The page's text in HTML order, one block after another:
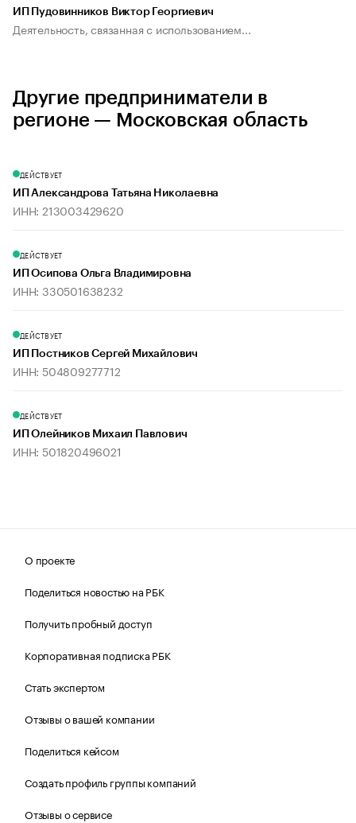
ИП Пудовинников Виктор Георгиевич
Деятельность, связанная с использованием...
Другие предприниматели в
регионе — Московская область
ДЕЙСТВУЕТ
ИП Александрова Татьяна Николаевна
ИНН: 213003429620
ДЕЙСТВУЕТ
ИП Осипова Ольга Владимировна
ИНН: 330501638232
ДЕЙСТВУЕТ
ИП Постников Сергей Михайлович
ИНН: 504809277712
ДЕЙСТВУЕТ
ИП Олейников Михаил Павлович
ИНН: 501820496021
О проекте
Поделиться новостью на РБК
Получить пробный доступ
Корпоративная подписка РБК
Стать экспертом
Отзывы о вашей компании
Поделиться кейсом
Создать профиль группы компаний
Отзывы о сервисе